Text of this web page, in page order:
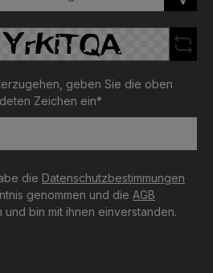
geben Sie die oben
Zeichen ein*
die Datenschutzbestimmungen
genommen und die AGB
und bin mit ihnen einverstanden.